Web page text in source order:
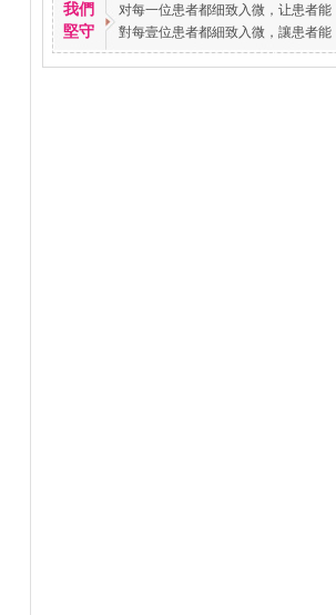
我們
堅守
对每一位患者都细致入微，让患者能
對每壹位患者都細致入微，讓患者能